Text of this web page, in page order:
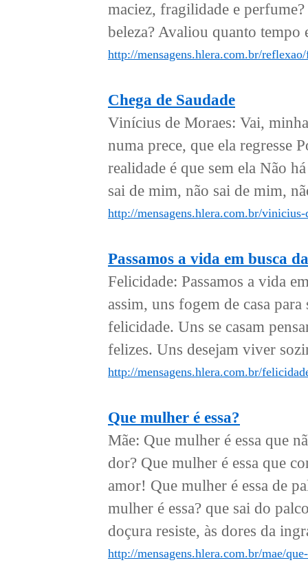
maciez, fragilidade e
beleza? Avaliou quanto
http://mensagens.hlera.com.br/
Chega de Saudade
Vinícius de Moraes: Vai,
numa prece, que ela regresse
realidade é que sem ela Não
sai de mim, não sai de mim,
http://mensagens.hlera.com.br/vinicius-
Passamos a vida em busca
Felicidade: Passamos a vida
assim, uns fogem de casa
felicidade. Uns se casam
felizes. Uns desejam viver
http://mensagens.hlera.com.br/
Que mulher é essa?
Mãe: Que mulher é essa que
dor? Que mulher é essa que
amor! Que mulher é essa de
mulher é essa? que sai do
doçura resiste, às dores da
http://mensagens.hlera.com.br/mae/